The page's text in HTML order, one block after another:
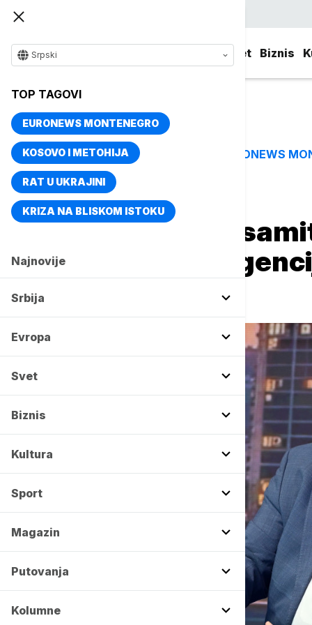
Svet Biznis
Srpski
TOP TAGOVI
EURONEWS MONTENEGRO
KOSOVO I METOHIJA
RAT U UKRAJINI
KRIZA NA BLISKOM ISTOKU
Najnovije
Srbija
Evropa
Svet
Biznis
Kultura
Sport
Magazin
Putovanja
Kolumne
TOP TAGOVI EURONEWS
Naslovna Biznis
Lučić na Biznis
veštačku
rukovodilac